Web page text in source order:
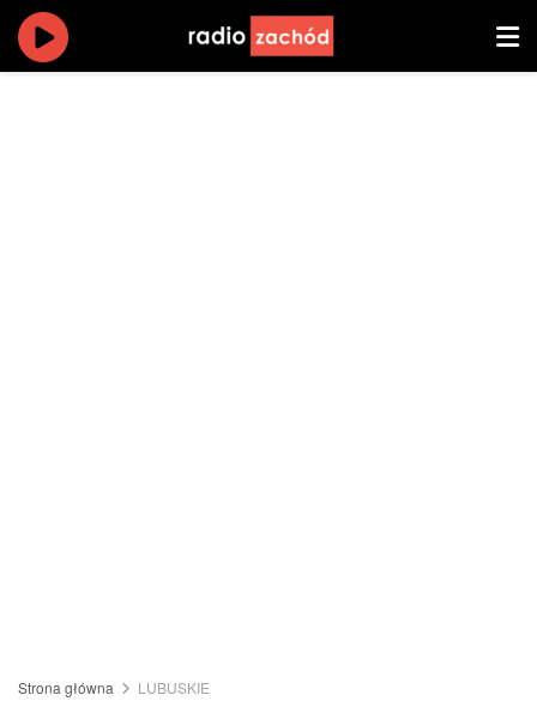
Strona główna LUBUSKIE